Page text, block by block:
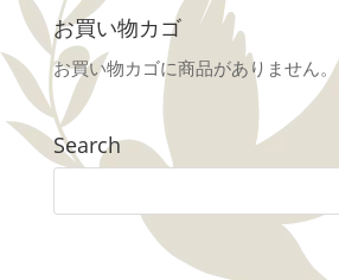
お買い物カゴ
お買い物カゴに商品がありません。
Search